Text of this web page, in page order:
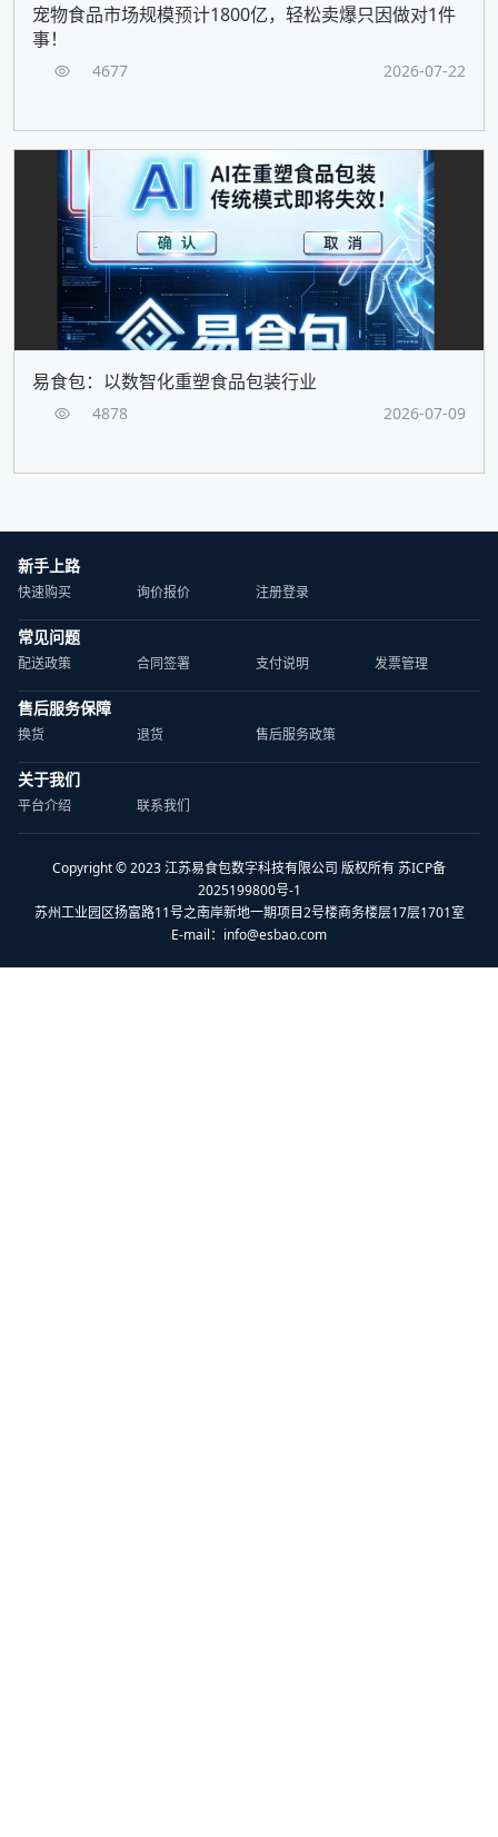
宠物食品市场规模预计1800亿，轻松卖爆只因做对1件
事！
4677 2026-07-22
易食包：以数智化重塑食品包装行业
4878 2026-07-09
新手上路
快速购买 询价报价 注册登录
常见问题
配送政策 合同签署 支付说明 发票管理
售后服务保障
换货 退货 售后服务政策
关于我们
平台介绍 联系我们
Copyright © 2023 江苏易食包数字科技有限公司 版权所有 苏ICP备
2025199800号-1
苏州工业园区扬富路11号之南岸新地一期项目2号楼商务楼层17层1701室
E-mail： info@esbao.com